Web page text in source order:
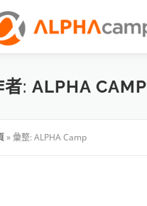
者: ALPHA CAMP
»彙整: ALPHA Camp